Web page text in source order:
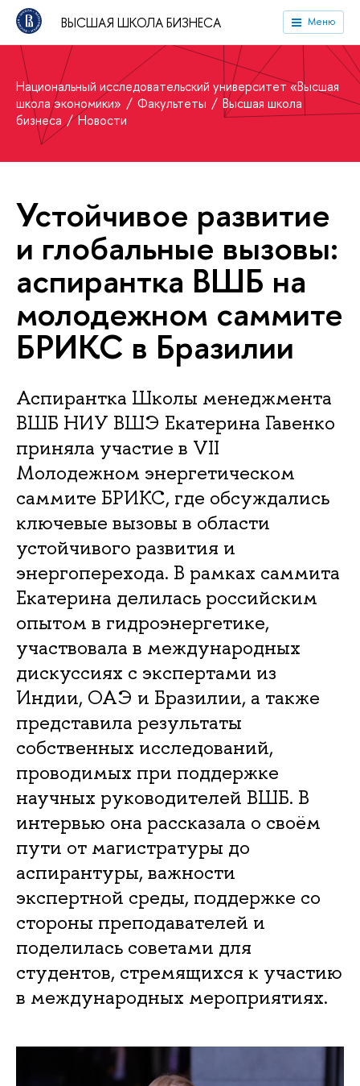
ВЫСШАЯ ШКОЛА БИЗНЕСА Меню
Национальный исследовательский университет «Высшая
школа экономики»
Факультеты
Высшая школа
бизнеса
Новости
Устойчивое развитие
и глобальные вызовы:
аспирантка ВШБ на
молодежном саммите
БРИКС в Бразилии
Аспирантка Школы менеджмента
ВШБ НИУ ВШЭ Екатерина Гавенко
приняла участие в VII
Молодежном энергетическом
саммите БРИКС, где обсуждались
ключевые вызовы в области
устойчивого развития и
энергоперехода. В рамках саммита
Екатерина делилась российским
опытом в гидроэнергетике,
участвовала в международных
дискуссиях с экспертами из
Индии, ОАЭ и Бразилии, а также
представила результаты
собственных исследований,
проводимых при поддержке
научных руководителей ВШБ. В
интервью она рассказала о своём
пути от магистратуры до
аспирантуры, важности
экспертной среды, поддержке со
стороны преподавателей и
поделилась советами для
студентов, стремящихся к участию
в международных мероприятиях.